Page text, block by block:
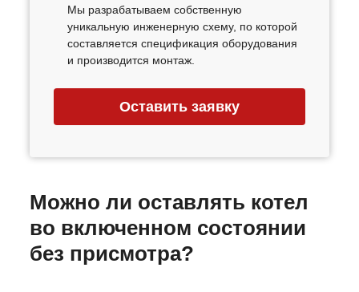
Мы разрабатываем собственную
уникальную инженерную схему, по которой
составляется спецификация оборудования
и производится монтаж.
Оставить заявку
Можно ли оставлять котел
во включенном состоянии
без присмотра?